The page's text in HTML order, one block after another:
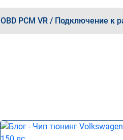
OBD PCM VR / Подключение к